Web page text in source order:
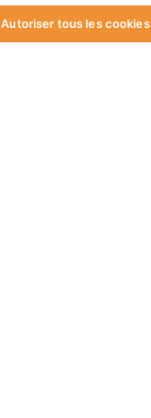
Autoriser tous les cookies